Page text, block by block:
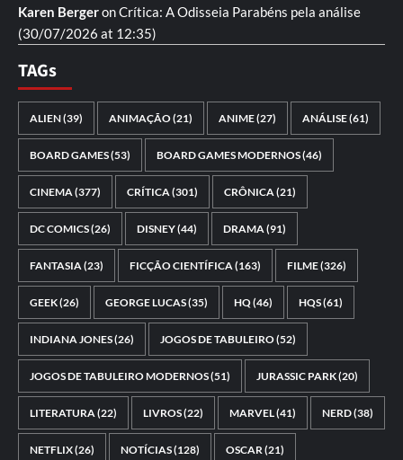
Karen BergeronCrítica: A Odisseia Parabéns pela análise
(30/07/2026 at 12:35)
TAGs
ALIEN(39) ANIMAÇÃO(21) ANIME(27) ANÁLISE(61)
BOARD GAMES(53) BOARD GAMES MODERNOS(46)
CINEMA(377) CRÍTICA(301) CRÔNICA(21)
DC COMICS(26) DISNEY(44) DRAMA(91)
FANTASIA(23) FICÇÃO CIENTÍFICA(163) FILME(326)
GEEK(26) GEORGE LUCAS(35) HQ(46) HQS(61)
INDIANA JONES(26) JOGOS DE TABULEIRO(52)
JOGOS DE TABULEIRO MODERNOS(51) JURASSIC PARK(20)
LITERATURA(22) LIVROS(22) MARVEL(41) NERD(38)
NETFLIX(26) NOTÍCIAS(128) OSCAR(21)